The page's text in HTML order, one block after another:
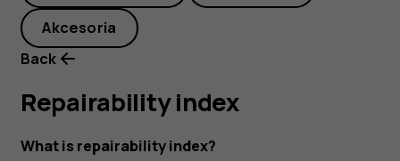
Akcesoria
Back
Repairability index
What is repairability index?